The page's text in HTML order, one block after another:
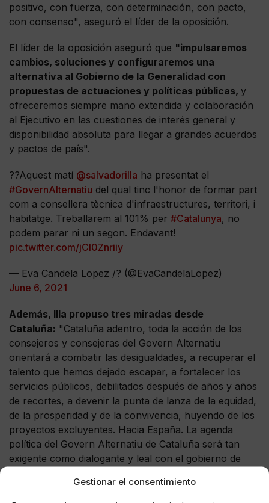
Gestionar el consentimiento
positivo, con fuerza, con determinación, con pacto,
con consenso", aseguró el líder de la oposición.
El líder de la oposición aseguró que "impulsaremos
cambios, soluciones y configuraremos una
alternativa al Gobierno de la Generalidad con
propuestas de actuaciones y políticas públicas, y
ofreceremos siempre mano extendida y colaboración
al Ejecutivo en las cuestiones de interés general y
disponibilidad absoluta para llegar a grandes acuerdos
y pactos de país".
??Aquest matí @salvadorilla ha presentat el
#GovernAlternatiu del qual tinc l'honor de formar part
com a consellera tècnica d'infraestructures, territori, i
habitatge. Treballarem al 101% per #Catalunya, no
podem parar ni un segon. Endavant!
pic.twitter.com/jCl0Znriiy
— Eva Candela Lopez /? (@EvaCandelaLopez)
June 6, 2021
Además, Illa propuso tres miradas desde
Cataluña: "Cataluña adentro, toda la acción de los
consejeros y consejeras del Govern Alternatiu
orientará a combatir las desigualdades, a recuperar el
talento que hemos dejado escapar, a fortalecer los
servicios públicos, debilitados después de años y años
de recortes, a devenir la punta de lanza de la equidad,
de la prosperidad y de la convivencia, huyendo de los
proyectos excluyentes. Hacia España. La agenda
política del Govern Alternatiu de Cataluña será tan
exigente como dialogante y leal con el gobierno de
impulso que hasta 2010 había tenido siempre